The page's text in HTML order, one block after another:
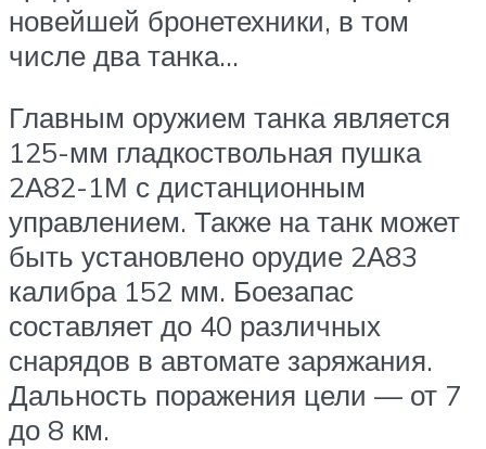
новейшей бронетехники, в том
числе два танка…
Главным оружием танка является
125-мм гладкоствольная пушка
2А82-1М с дистанционным
управлением. Также на танк может
быть установлено орудие 2А83
калибра 152 мм. Боезапас
составляет до 40 различных
снарядов в автомате заряжания.
Дальность поражения цели — от 7
до 8 км.